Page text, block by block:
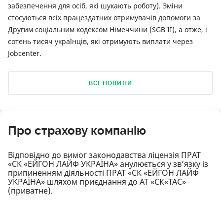
забезпечення для осіб, які шукають роботу). Зміни
стосуються всіх працездатних отримувачів допомоги за
Другим соціальним кодексом Німеччини (SGB II), а отже, і
сотень тисяч українців, які отримують виплати через
Jobcenter.
ВСІ НОВИНИ
Про страхову компанію
Відповідно до вимог законодавства ліцензія ПРАТ
«СК «ЕЙГОН ЛАЙФ УКРАЇНА» анулюється у зв’язку із
припиненням діяльності ПРАТ «СК «ЕЙГОН ЛАЙФ
УКРАЇНА» шляхом приєднання до АТ «СК«ТАС»
(приватне).